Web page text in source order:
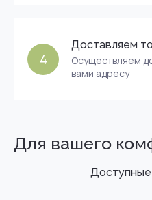
4
Доставляем
Осуществляем
вами адресу
Для вашего